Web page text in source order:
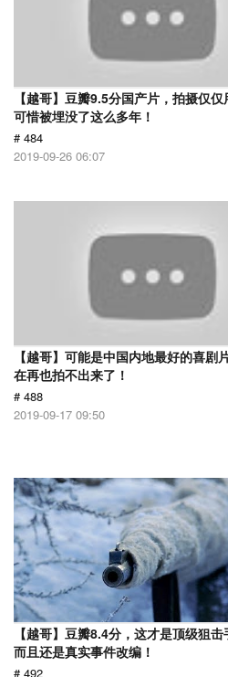
【越哥】豆瓣9.5分国产片，拍摄仅仅
可惜被埋没了这么多年！
# 484
2019-09-26 06:07
【越哥】可能是中国内地最好的喜剧
在再也拍不出来了！
# 488
2019-09-17 09:50
【越哥】豆瓣8.4分，这才是顶级狙击
而且还是真实事件改编！
# 492